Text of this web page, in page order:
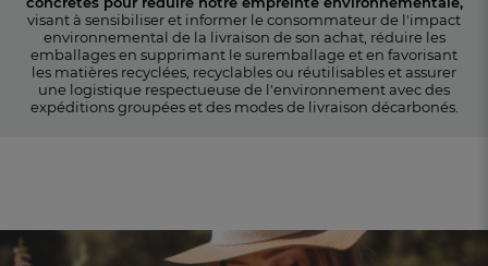
visant à sensibiliser et informer le consommateur de l'impact
environnemental de la livraison de son achat, réduire les
emballages en supprimant le suremballage et en favorisant
les matières recyclées, recyclables ou réutilisables et assurer
une logistique respectueuse de l'environnement avec des
expéditions groupées et des modes de livraison décarbonés.